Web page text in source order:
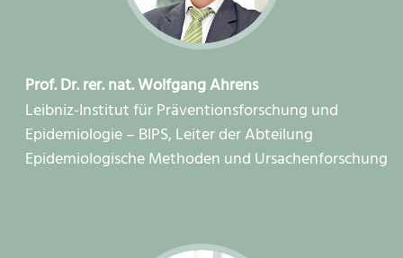
Prof. Dr. rer. nat. Wolfgang Ahrens
Leibniz-Institut für Präventionsforschung und
Epidemiologie – BIPS, Leiter der Abteilung
Epidemiologische Methoden und Ursachenforschung